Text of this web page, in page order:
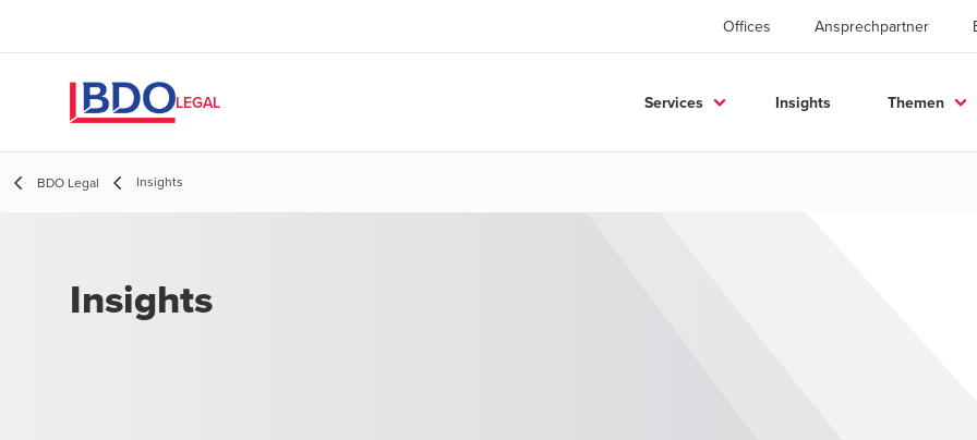
Offices Ansprechpartner
LEGAL Services Insights Themen
BDO Legal Insights
Insights